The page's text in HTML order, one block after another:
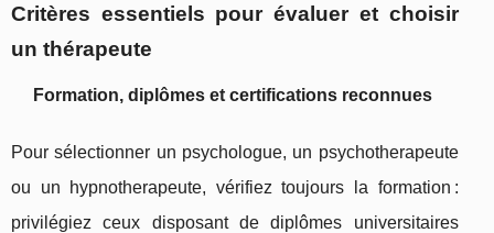
Critères essentiels pour évaluer et choisir
un thérapeute
Formation, diplômes et certifications reconnues
Pour sélectionner un psychologue, un psychotherapeute
ou un hypnotherapeute, vérifiez toujours la formation :
privilégiez ceux disposant de diplômes universitaires